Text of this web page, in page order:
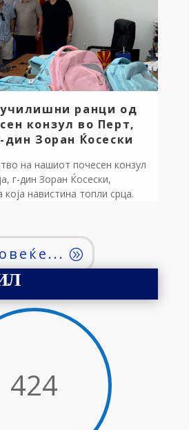
ранци од
конзул во Перт,
дин Зоран Ќосески
на нашиот почесен конзул
г-дин Зоран Ќосески,
навистина топли срца.
на нивната најубава
Ова е дело на г-дин Драган
по потекло од битолско
424